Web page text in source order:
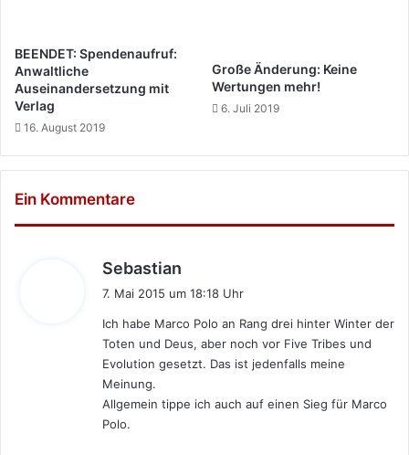
BEENDET: Spendenaufruf:
Anwaltliche
Auseinandersetzung mit
Verlag
16. August 2019
Große Änderung: Keine
Wertungen mehr!
6. Juli 2019
Ein Kommentare
Sebastian
t
:
7. Mai 2015 um 18:18 Uhr
Ich habe Marco Polo an Rang drei hinter Winter der
Toten und Deus, aber noch vor Five Tribes und
Evolution gesetzt. Das ist jedenfalls meine
Meinung.
Allgemein tippe ich auch auf einen Sieg für Marco
Polo.